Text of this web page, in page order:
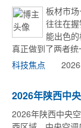
板材市
往往在
能出色
真正做到了两者
下了功夫，这种技
科技焦点
2026年陕西中
2026年陕西中央